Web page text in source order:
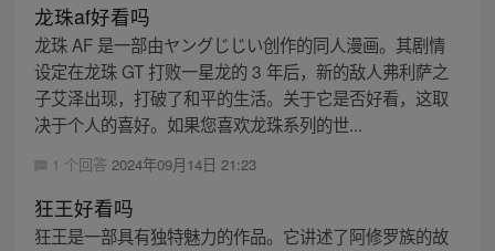
龙珠af好看吗
龙珠 AF 是一部由ヤングじじい创作的同人漫画。其剧情
设定在龙珠 GT 打败一星龙的 3 年后，新的敌人弗利萨之
子艾泽出现，打破了和平的生活。关于它是否好看，这取
决于个人的喜好。如果您喜欢龙珠系列的世...
1 个回答 2024年09月14日 21:23
狂王好看吗
狂王是一部具有独特魅力的作品。它讲述了阿修罗族的故